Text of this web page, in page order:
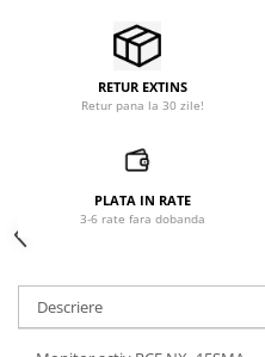
Microfoane stereo
Microfoane Suspendabile
Microfoane wireless si sisteme
Studio si inregistrari
Accesorii de microfoane
Accesorii de rack
Clape MIDI
Controllere MIDI - USB DAW
RETUR EXTINS
Retur pana la 30 zile!
PLATA IN RATE
3-6 rate fara dobanda
Descriere